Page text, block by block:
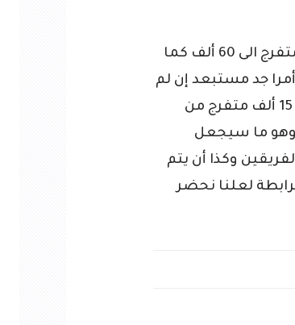
وانطلاقا من هذه المعطيات، فإن إمكانية بلوغ عدد50 ألف متفرج الى 60 ألف كما
لها، يبقى أمرا جد مستبعد إن لم
نقل مستحيل، لتبقى إمكانية ألاّ يتجاوز الحضور الجماهيري 15 ألف متفرج من
وهو ما سيجعل
وكذا أن يتم
لعلنا نحضر